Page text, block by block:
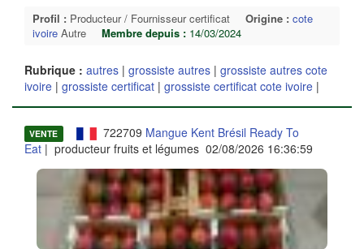
Profil : Producteur / Fournisseur certificat Origine : cote
ivoire Autre Membre depuis : 14/03/2024
Rubrique : autres | grossiste autres | grossiste autres cote
ivoire | grossiste certificat | grossiste certificat cote ivoire |
VENTE 722709 Mangue Kent Brésil Ready To
Eat | producteur fruits et légumes 02/08/2026 16:36:59